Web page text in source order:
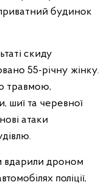
будинок
скиду
55-річну жінку.
травмою,
шиї та черевної
атаки
вдарили дроном
поліції,